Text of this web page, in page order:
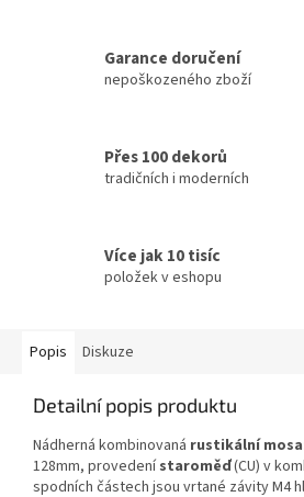
Garance doručení
nepoškozeného zboží
Přes 100 dekorů
tradičních i moderních
Více jak 10 tisíc
položek v eshopu
Popis Diskuze
Detailní popis produktu
Nádherná kombinovaná rustikální
128mm, provedenístaroměď(CU) v
spodních částech jsou vrtané závity M4